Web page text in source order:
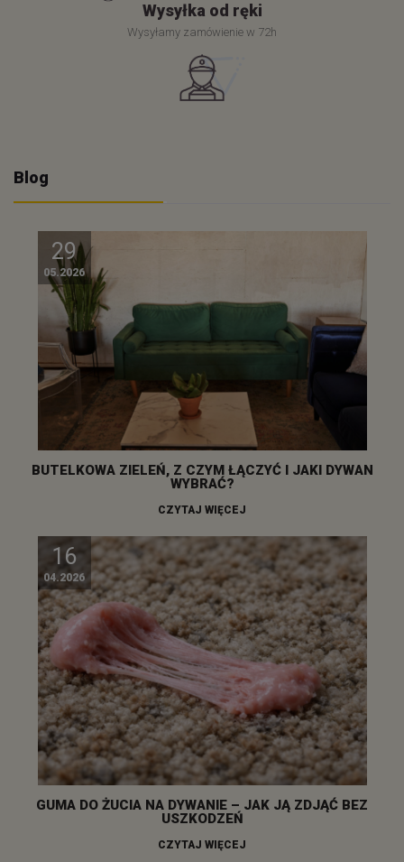
Wysyłka od ręki
Wysyłamy zamówienie w 72h
Blog
29
05.2026
BUTELKOWA ZIELEŃ, Z CZYM ŁĄCZYĆ I JAKI DYWAN
WYBRAĆ?
CZYTAJ WIĘCEJ
16
04.2026
GUMA DO ŻUCIA NA DYWANIE – JAK JĄ ZDJĄĆ BEZ
USZKODZEŃ
CZYTAJ WIĘCEJ